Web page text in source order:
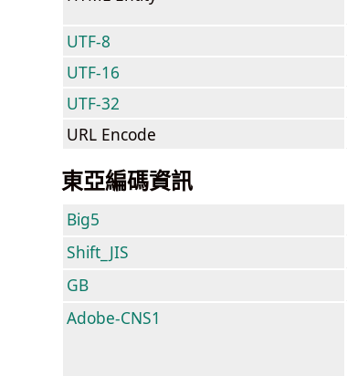
UTF-8
UTF-16
UTF-32
URL Encode
東亞編碼資訊
Big5
Shift_JIS
GB
Adobe-CNS1